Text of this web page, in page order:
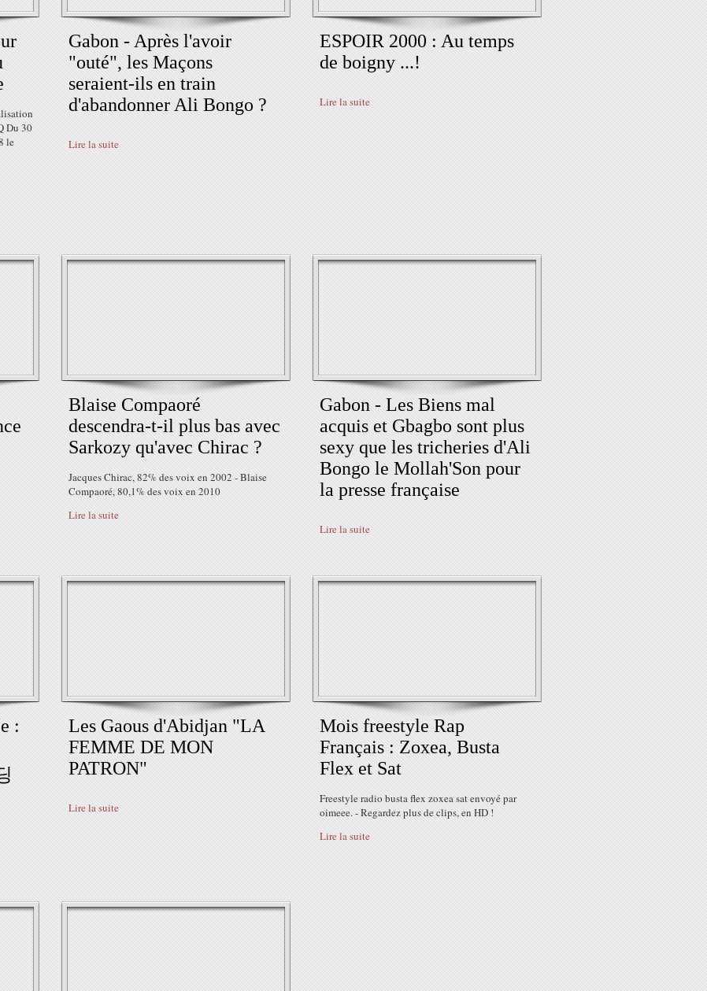
Du 30
le
Gabon - Après l'avoir
"outé", les Maçons
seraient-ils en train
d'abandonner Ali Bongo ?
Lire la suite
ESPOIR 2000 : Au temps
de boigny ...!
Lire la suite
Blaise Compaoré
descendra-t-il plus bas avec
Sarkozy qu'avec Chirac ?
Jacques Chirac, 82% des voix en 2002 - Blaise
Compaoré, 80,1% des voix en 2010
Lire la suite
Gabon - Les Biens mal
acquis et Gbagbo sont plus
sexy que les tricheries d'Ali
Bongo le Mollah'Son pour
la presse française
Lire la suite
:
Les Gaous d'Abidjan "LA
FEMME DE MON
PATRON"
Lire la suite
Mois freestyle Rap
Français : Zoxea, Busta
Flex et Sat
Freestyle radio busta flex zoxea sat envoyé par
oimeee. - Regardez plus de clips, en HD !
Lire la suite